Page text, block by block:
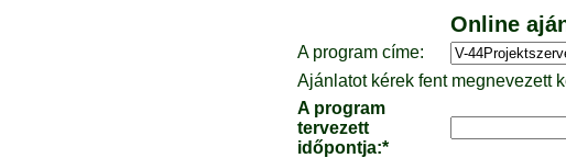
Online
A program címe:
Ajánlatot kérek fent megnevezett
A program
tervezett
időpontja:*